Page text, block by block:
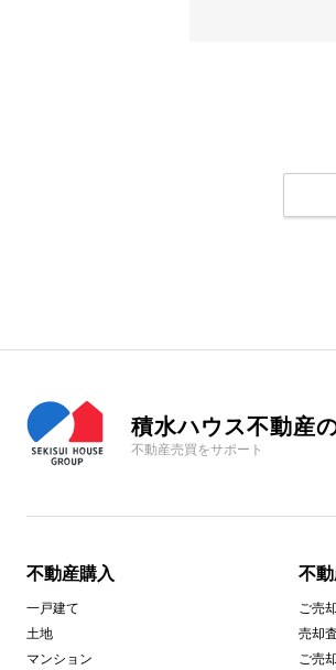
積水ハウス不動産
不動産売買をサポート
不動産購入
一戸建て
土地
マンション
不
ご売
売却
ご売